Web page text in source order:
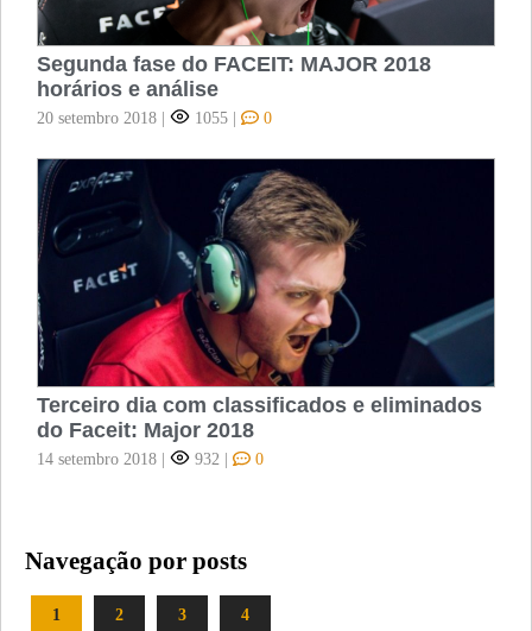
Segunda fase do FACEIT: MAJOR 2018
horários e análise
20 setembro 2018 | 1055 | 0
Terceiro dia com classificados e eliminados
do Faceit: Major 2018
14 setembro 2018 | 932 | 0
Navegação por posts
1 2 3 4